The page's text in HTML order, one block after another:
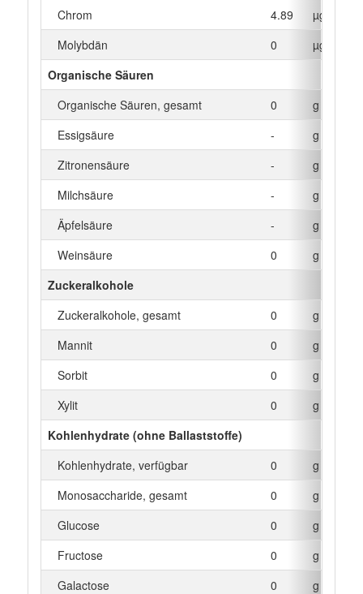
Chrom 4.89
µg
Molybdän
0
µg
Organische Säuren
Organische Säuren, gesamt
0
g
Essigsäure
-
g
Zitronensäure
-
g
Milchsäure
-
g
Äpfelsäure
-
g
Weinsäure
0
g
Zuckeralkohole
Zuckeralkohole, gesamt
0
g
Mannit
0
g
Sorbit
0
g
Xylit
0
g
Kohlenhydrate (ohne Ballaststoffe)
Kohlenhydrate, verfügbar
0
g
Monosaccharide, gesamt
0
g
Glucose
0
g
Fructose
0
g
Galactose
0
g